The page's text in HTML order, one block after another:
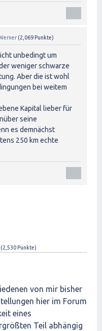
(2,069 Punkte)
unbedingt um
weniger schwarze
Aber die ist wohl
bei weitem
Kapital lieber für
seine
es demnächst
250 km echte
(2,530 Punkte)
von mir bisher
hier im Forum
eines
Teil abhängig